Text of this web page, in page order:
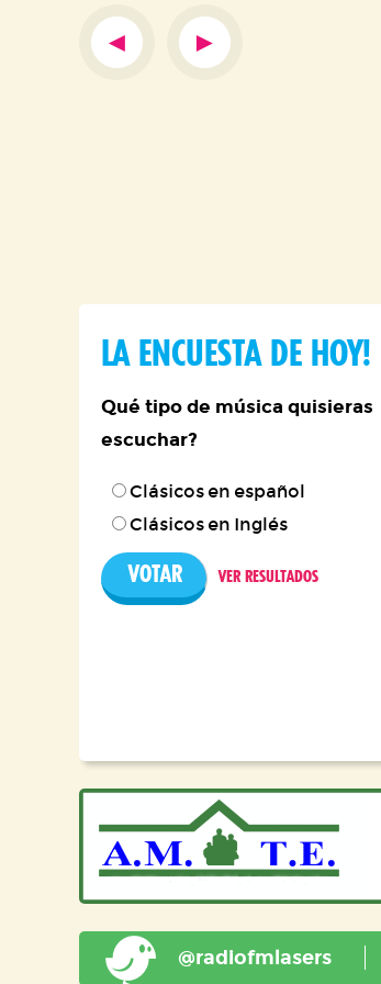
◄ ►
LA ENCUESTA DE HOY!
Qué tipo de música quisieras
escuchar?
Clásicos en español
Clásicos en Inglés
VER RESULTADOS
@radiofmlasers